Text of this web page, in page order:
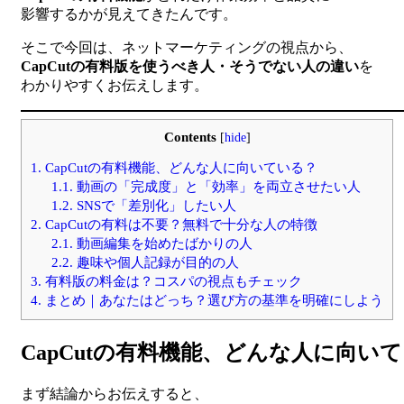
影響するかが見えてきたんです。
そこで今回は、ネットマーケティングの視点から、
CapCutの有料版を使うべき人・そうでない人の違いを
わかりやすくお伝えします。
Contents [hide]
1. CapCutの有料機能、どんな人に向いている？
1.1. 動画の「完成度」と「効率」を両立させたい人
1.2. SNSで「差別化」したい人
2. CapCutの有料は不要？無料で十分な人の特徴
2.1. 動画編集を始めたばかりの人
2.2. 趣味や個人記録が目的の人
3. 有料版の料金は？コスパの視点もチェック
4. まとめ｜あなたはどっち？選び方の基準を明確にしよう
CapCutの有料機能、どんな人に向い
まず結論からお伝えすると、